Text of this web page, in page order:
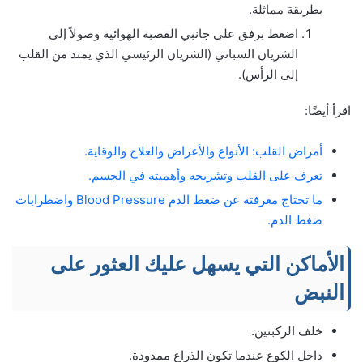
بطريقة مماثلة.
اضغط برفق على جانبي القصبة الهوائية وصولاً إلى
الشريان السباتي (الشريان الرئيسي الذي يمتد من القلب
إلى الرأس).
اقرأ أيضًا:
أمراض القلب: الأنواع والأعراض والعلاج والوقاية.
تعرف على القلب وتشريحه وأهميته في الجسم.
ما تحتاج معرفته عن ضغط الدم Blood Pressure واضطرابات
ضغط الدم.
الأماكن التي يسهل عليك العثور على
النبض
خلف الركبتين.
داخل الكوع عندما تكون الذراع ممدودة.